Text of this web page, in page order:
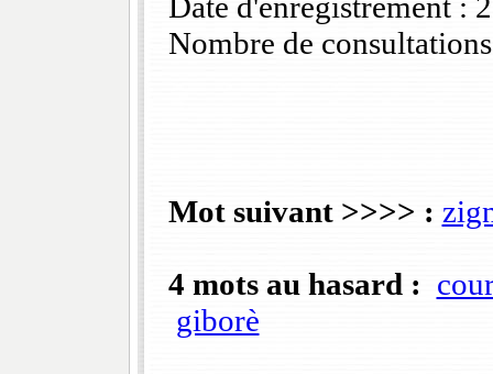
Nombre de
Mot suivant >>>> :
4 mots au hasard :
giborè